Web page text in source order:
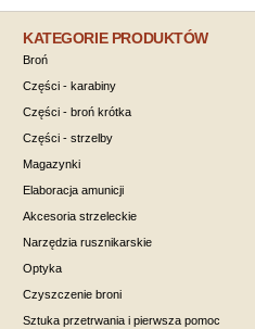
KATEGORIE PRODUKTÓW
Broń
Części - karabiny
Części - broń krótka
Części - strzelby
Magazynki
Elaboracja amunicji
Akcesoria strzeleckie
Narzędzia rusznikarskie
Optyka
Czyszczenie broni
Sztuka przetrwania i pierwsza pomoc